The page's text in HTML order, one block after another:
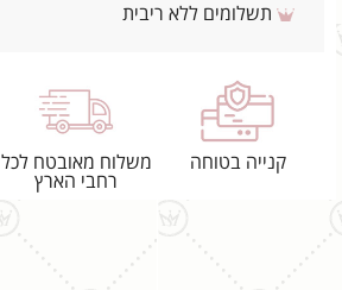
תשלומים ללא ריבית
קנייה בטוחה
משלוח מאובטח לכל
רחבי הארץ